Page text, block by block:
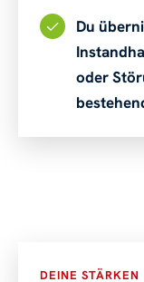
Du
oder
DEINE STÄRKEN